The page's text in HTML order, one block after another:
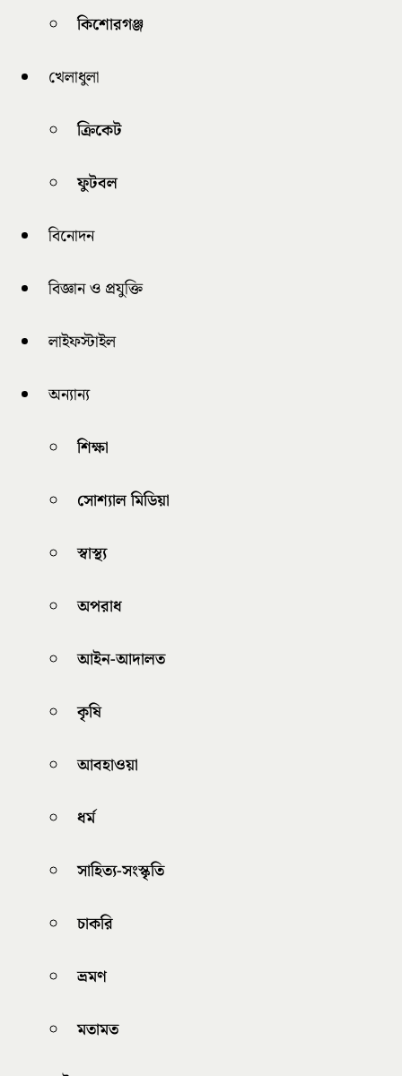
কিশোরগঞ্জ
খেলাধুলা
ক্রিকেট
ফুটবল
বিনোদন
বিজ্ঞান ও প্রযুক্তি
লাইফস্টাইল
অন্যান্য
শিক্ষা
সোশ্যাল মিডিয়া
স্বাস্থ্য
অপরাধ
আইন-আদালত
কৃষি
আবহাওয়া
ধর্ম
সাহিত্য-সংস্কৃতি
চাকরি
ভ্রমণ
মতামত